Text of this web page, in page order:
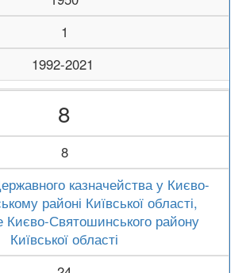
1
1992-2021
8
8
казначейства у Києво-
районі Київської області,
Святошинського району
Київської області